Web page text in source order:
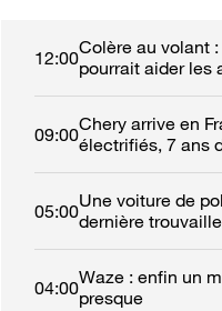
12:00Colère au volant
pourrait aider les
09:00Chery arrive en
électrifiés, 7 ans
05:00Une voiture de
dernière
04:00Waze : enfin un
presque